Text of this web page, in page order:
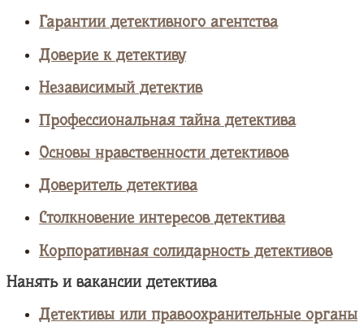
Гарантии детективного агентства
Доверие к детективу
Независимый детектив
Профессиональная тайна детектива
Основы нравственности детективов
Доверитель детектива
Столкновение интересов детектива
Корпоративная солидарность детективов
Нанять и вакансии детектива
Детективы или правоохранительные органы